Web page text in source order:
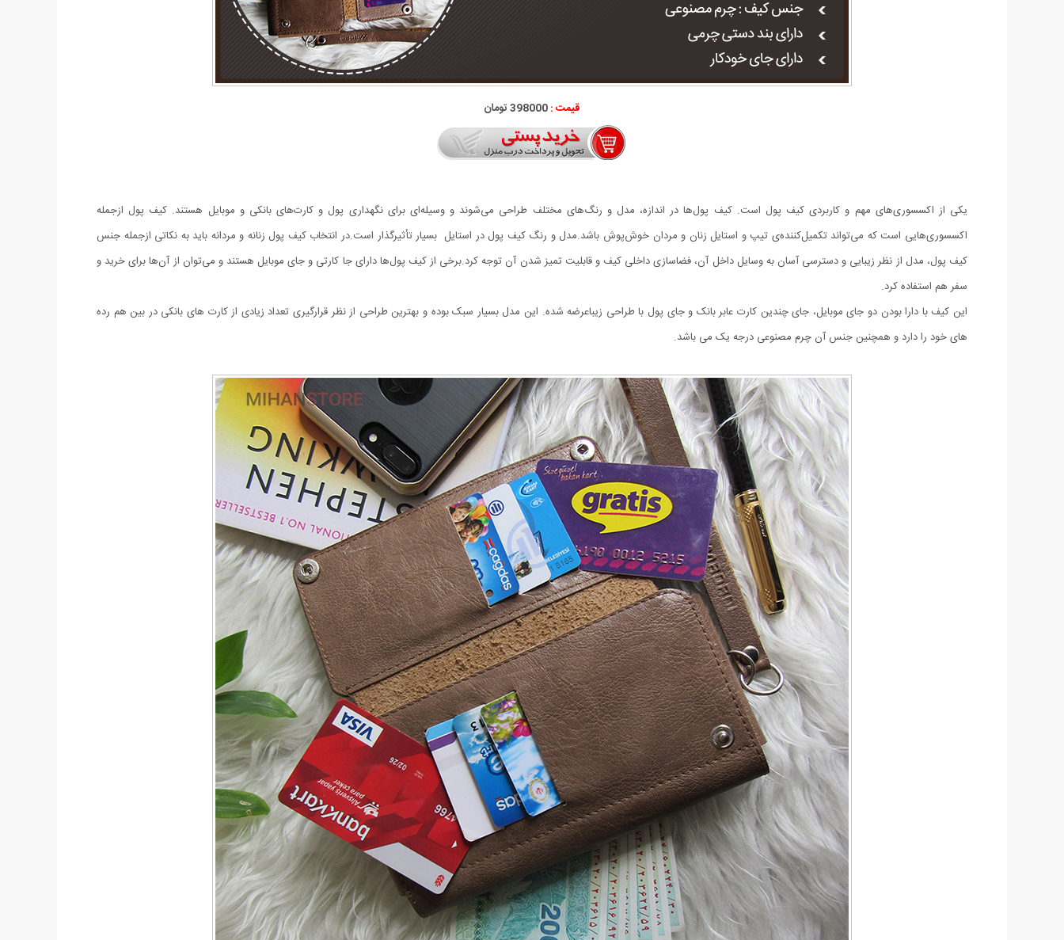
قیمت :398000 تومان
یکی از اکسسوری‌های مهم و کاربردی کیف پول است. کیف پول‌ها در اندازه، مدل و رنگ‌های مختلف طراحی می‌شوند و وسیله‌ای برای نگهداری پول و کارت‌های بانکی و موبایل هستند. کیف پول ازجمله
اکسسوری‌هایی است که می‌تواند تکمیل‌کننده‌ی تیپ و استایل زنان و مردان خوش‌پوش باشد.مدل و رنگ کیف پول در استایل بسیار تأثیرگذار است.در انتخاب کیف پول زنانه و مردانه باید به نکاتی ازجمله جنس
کیف پول، مدل از نظر زیبایی و دسترسی آسان به وسایل داخل آن، فضاسازی داخلی کیف و قابلیت تمیز شدن آن توجه کرد.برخی از کیف پول‌ها دارای جا کارتی و جای موبایل هستند و می‌توان از آن‌ها برای خرید و
سفر هم استفاده کرد.
این کیف با دارا بودن دو جای موبایل، جای چندین کارت عابر بانک و جای پول با طراحی زیباعرضه شده. این مدل بسیار سبک بوده و بهترین طراحی از نظر قرارگیری تعداد زیادی از کارت های بانکی در بین هم رده
های خود را دارد و همچنین جنس آن چرم مصنوعی درجه یک می باشد.